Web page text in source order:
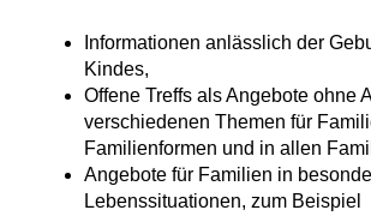
Informationen anlässlich der
Kindes,
Offene Treffs als Angebote ohne
verschiedenen Themen für
Familienformen und in allen
Angebote für Familien in
Lebenssituationen, zum Beispiel